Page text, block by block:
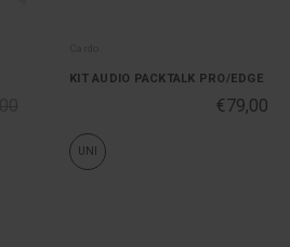
KIT AUDIO PACKTALK PRO/EDGE
€79,00
UNI